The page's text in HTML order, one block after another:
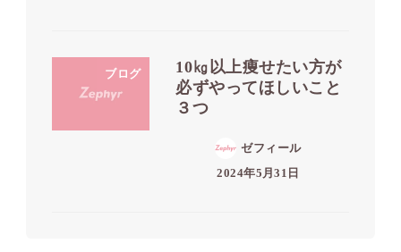
ブログ
10㎏以上痩せたい方が
必ずやってほしいこと
３つ
ゼフィール
2024年5月31日